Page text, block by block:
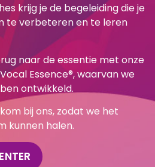
krijg je de begeleiding die je
te verbeteren en te leren
naar de essentie met onze
Vocal Essence®, waarvan we
ontwikkeld.
bij ons, zodat we het
kunnen halen.